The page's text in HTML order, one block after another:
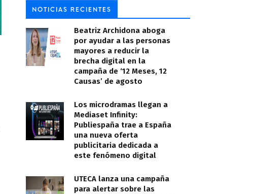
NOTICIAS RECIENTES
Beatriz Archidona aboga
por ayudar a las personas
mayores a reducir la
brecha digital en la
campaña de ‘12 Meses, 12
Causas’ de agosto
Los microdramas llegan a
Mediaset Infinity:
Publiespaña trae a España
una nueva oferta
publicitaria dedicada a
este fenómeno digital
UTECA lanza una campaña
para alertar sobre las